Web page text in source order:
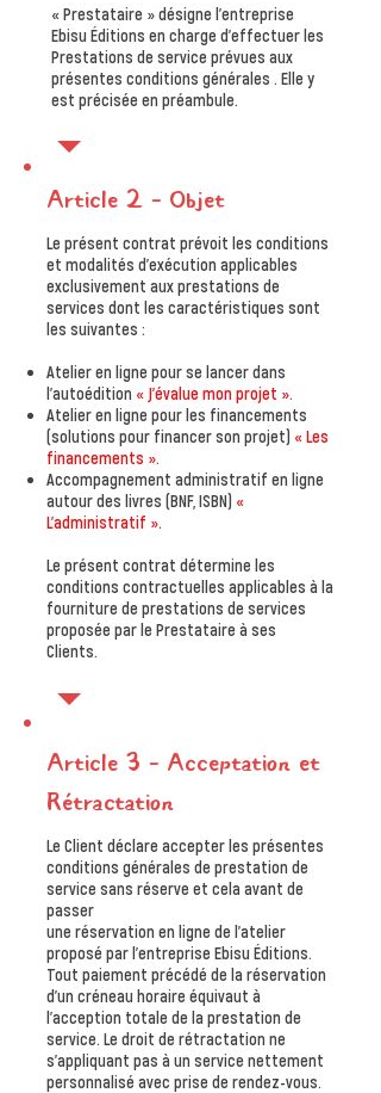
« Prestataire » désigne l’entreprise
Ebisu Éditions en charge d'effectuer les
Prestations de service prévues aux
présentes conditions générales . Elle y
est précisée en préambule.
Article 2 – Objet
Le présent contrat prévoit les conditions
et modalités d'exécution applicables
exclusivement aux prestations de
services dont les caractéristiques sont
les suivantes :
Atelier en ligne pour se lancer dans
l'autoédition « J'évalue mon projet ».
Atelier en ligne pour les financements
(solutions pour financer son projet) « Les
financements ».
Accompagnement administratif en ligne
autour des livres (BNF, ISBN) «
L'administratif ».
Le présent contrat détermine les
conditions contractuelles applicables à la
fourniture de prestations de services
proposée par le Prestataire à ses
Clients.
Article 3 – Acceptation et
Rétractation
Le Client déclare accepter les présentes
conditions générales de prestation de
service sans réserve et cela avant de
passer
une réservation en ligne de l’atelier
proposé par l’entreprise Ebisu Éditions.
Tout paiement précédé de la réservation
d’un créneau horaire équivaut à
l’acception totale de la prestation de
service. Le droit de rétractation ne
s’appliquant pas à un service nettement
personnalisé avec prise de rendez-vous.